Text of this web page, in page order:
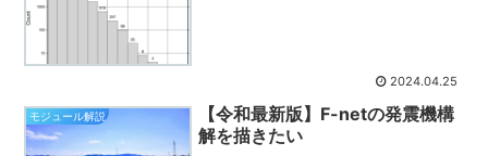
2024.04.25
モジュール解説
【令和最新版】F-netの発震機構
解を描きたい